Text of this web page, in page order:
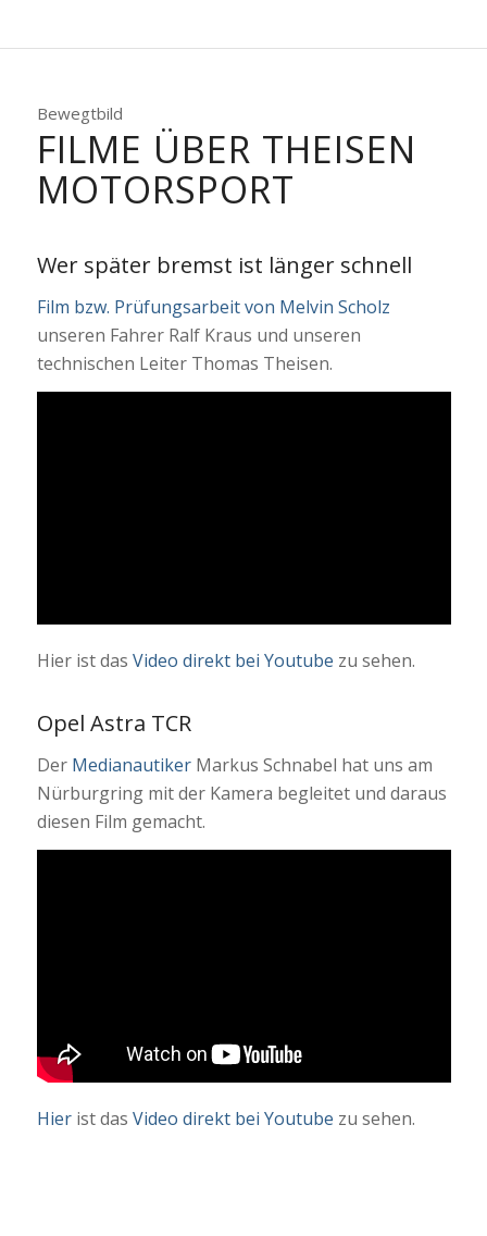
Bewegtbild
FILME ÜBER THEISEN
MOTORSPORT
Wer später bremst ist länger schnell
Film bzw. Prüfungsarbeit von Melvin Scholz
unseren Fahrer Ralf Kraus und unseren
technischen Leiter Thomas Theisen.
Hier ist das Video direkt bei Youtube zu sehen.
Opel Astra TCR
Der MedianautikerMarkus Schnabel hat uns am
Nürburgring mit der Kamera begleitet und daraus
diesen Film gemacht.
Hierist das Video direkt bei Youtube zu sehen.